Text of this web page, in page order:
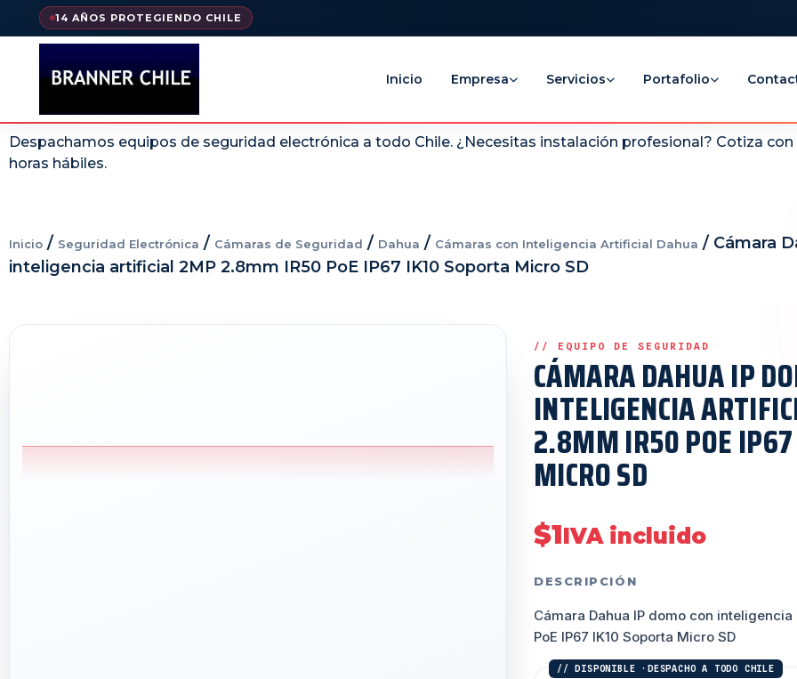
14 AÑOS PROTEGIENDO CHILE
Inicio Empresa Servicios Portafolio
Despachamos equipos de seguridad electrónica a todo Chile. ¿Necesitas instalación profesional? Cotiza
horas hábiles.
Inicio / Seguridad Electrónica / Cámaras de Seguridad / Dahua / Cámaras con Inteligencia Artificial Dahua / Cámara
inteligencia artificial 2MP 2.8mm IR50 PoE IP67 IK10 Soporta Micro SD
CÁMARA DAHUA IP
INTELIGENCIA
2.8MM IR50 POE IP67
MICRO SD
$1IVA incluido
DESCRIPCIÓN
Cámara Dahua IP domo con
PoE IP67 IK10 Soporta Micro SD